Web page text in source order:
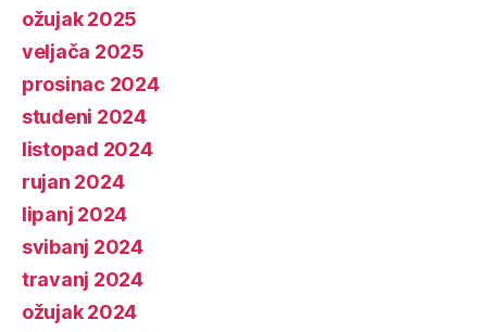
ožujak 2025
veljača 2025
prosinac 2024
studeni 2024
listopad 2024
rujan 2024
lipanj 2024
svibanj 2024
travanj 2024
ožujak 2024